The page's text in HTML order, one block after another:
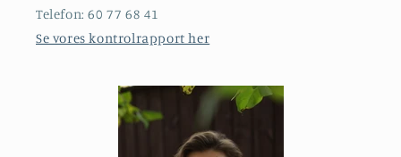
Telefon: 60 77 68 41
Se vores kontrolrapport her